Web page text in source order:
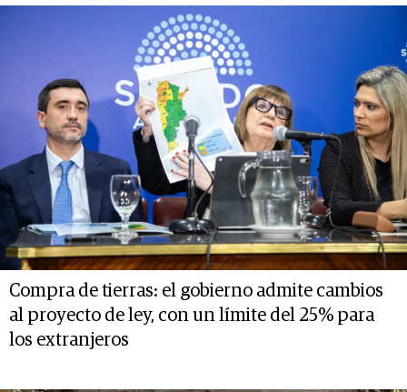
Compra de tierras: el gobierno admite cambios
al proyecto de ley, con un límite del 25% para
los extranjeros